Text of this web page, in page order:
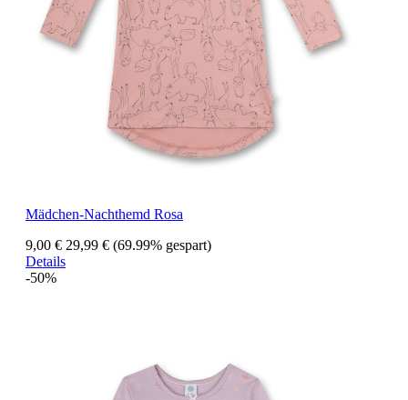
Mädchen-Nachthemd Rosa
9,00 € 29,99 € (69.99% gespart)
Details
-50%